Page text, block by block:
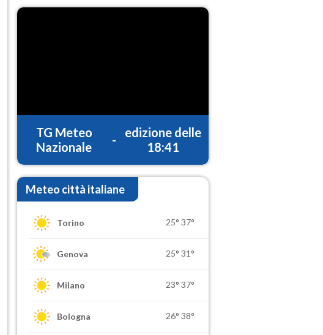
TG Meteo
Nazionale
-
edizione delle
18:41
Meteo città italiane
Torino 25° 37°
Genova 25° 31°
Milano 23° 37°
Bologna 26° 38°